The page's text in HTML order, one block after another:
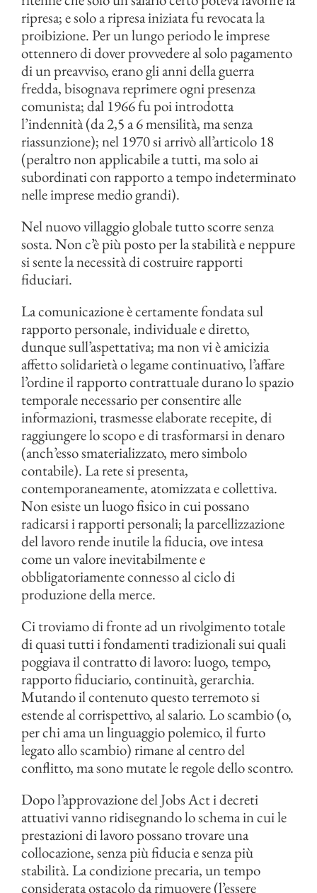
ripresa; e solo a ripresa iniziata fu revocata la
proibizione. Per un lungo periodo le imprese
ottennero di dover provvedere al solo pagamento
di un preavviso, erano gli anni della guerra
fredda, bisognava reprimere ogni presenza
comunista; dal 1966 fu poi introdotta
l’indennità (da 2,5 a 6 mensilità, ma senza
riassunzione); nel 1970 si arrivò all’articolo 18
(peraltro non applicabile a tutti, ma solo ai
subordinati con rapporto a tempo indeterminato
nelle imprese medio grandi).
Nel nuovo villaggio globale tutto scorre senza
sosta. Non c’è più posto per la stabilità e neppure
si sente la necessità di costruire rapporti
fiduciari.
La comunicazione è certamente fondata sul
rapporto personale, individuale e diretto,
dunque sull’aspettativa; ma non vi è amicizia
affetto solidarietà o legame continuativo, l’affare
l’ordine il rapporto contrattuale durano lo spazio
temporale necessario per consentire alle
informazioni, trasmesse elaborate recepite, di
raggiungere lo scopo e di trasformarsi in denaro
(anch’esso smaterializzato, mero simbolo
contabile). La rete si presenta,
contemporaneamente, atomizzata e collettiva.
Non esiste un luogo fisico in cui possano
radicarsi i rapporti personali; la parcellizzazione
del lavoro rende inutile la fiducia, ove intesa
come un valore inevitabilmente e
obbligatoriamente connesso al ciclo di
produzione della merce.
Ci troviamo di fronte ad un rivolgimento totale
di quasi tutti i fondamenti tradizionali sui quali
poggiava il contratto di lavoro: luogo, tempo,
rapporto fiduciario, continuità, gerarchia.
Mutando il contenuto questo terremoto si
estende al corrispettivo, al salario. Lo scambio (o,
per chi ama un linguaggio polemico, il furto
legato allo scambio) rimane al centro del
conflitto, ma sono mutate le regole dello scontro.
Dopo l’approvazione del Jobs Act i decreti
attuativi vanno ridisegnando lo schema in cui le
prestazioni di lavoro possano trovare una
collocazione, senza più fiducia e senza più
stabilità. La condizione precaria, un tempo
considerata ostacolo da rimuovere (l’essere